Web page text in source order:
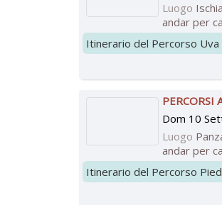
Luogo Ischia
andar per
Itinerario del Percorso Uva
PERCORSI
Dom 10
Luogo
andar per
Itinerario del Percorso